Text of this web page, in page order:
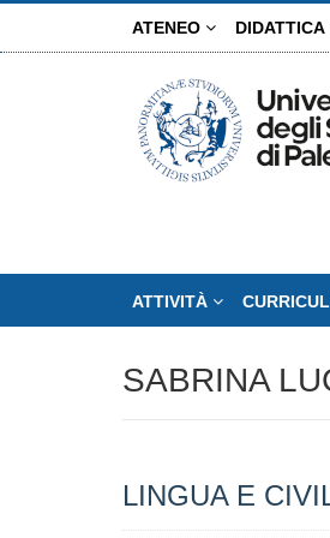
ATENEO DIDATTICA
ATTIVITÀ
SABRINA
LINGUA E